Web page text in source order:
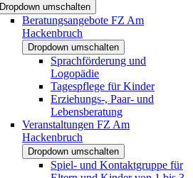
Dropdown umschalten
Beratungsangebote FZ Am
Hackenbruch
Dropdown umschalten
Sprachförderung und
Logopädie
Tagespflege für Kinder
Erziehungs-, Paar- und
Lebensberatung
Veranstaltungen FZ Am
Hackenbruch
Dropdown umschalten
Spiel- und Kontaktgruppe für